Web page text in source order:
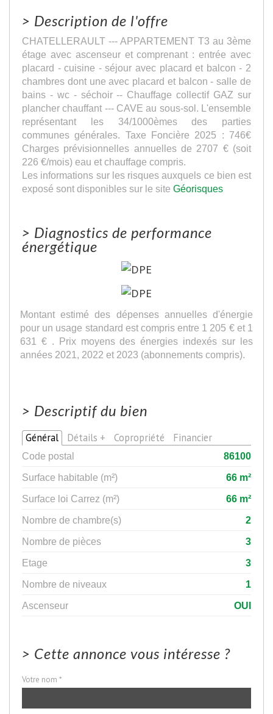
> Description de l'offre
CHATELLERAULT --- APPARTEMENT T3 au 3ème
étage avec ascenseur et comprenant : entrée avec
placard - cuisine - séjour avec placard et balcon - 2
chambres dont une avec placard et balcon - salle de
bains - wc - séchoir -- Chauffage collectif GAZ sur
plancher chauffant --- CAVE au sous-sol. L'ensemble
représentant les 34/1000èmes des parties
communes générales. Taxe Foncière 2025 : 746€
Charges prévisionnelles annuelles de 2707 € (soit
226 €/mois) eau et chauffage compris.
Les informations sur les risques auxquels ce bien est
exposé sont disponibles sur le site Géorisques
> Diagnostics de performance
énergétique
Montant estimé des dépenses annuelles d'énergie
pour un usage standard est compris entre 1 205 € et 1
631 € . Prix moyens des énergies indexés sur les
années 2021, 2022 et 2023 (abonnements compris).
> Descriptif du bien
Général Détails + Copropriété Financier
Code postal
86100
Surface habitable (m²)
66 m²
Surface loi Carrez (m²)
66 m²
Nombre de chambre(s)
2
Nombre de pièces
3
Etage
3
Nombre de niveaux
1
Ascenseur
OUI
> Cette annonce vous intéresse ?
Votre nom *